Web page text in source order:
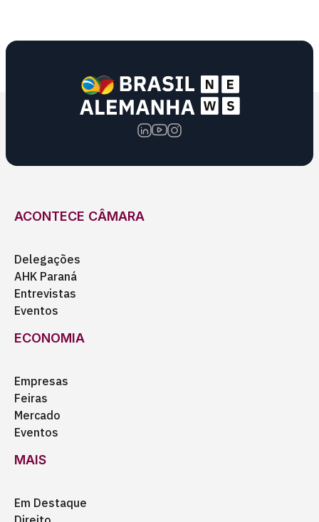
ACONTECE CÂMARA
Delegações
AHK Paraná
Entrevistas
Eventos
ECONOMIA
Empresas
Feiras
Mercado
Eventos
MAIS
Em Destaque